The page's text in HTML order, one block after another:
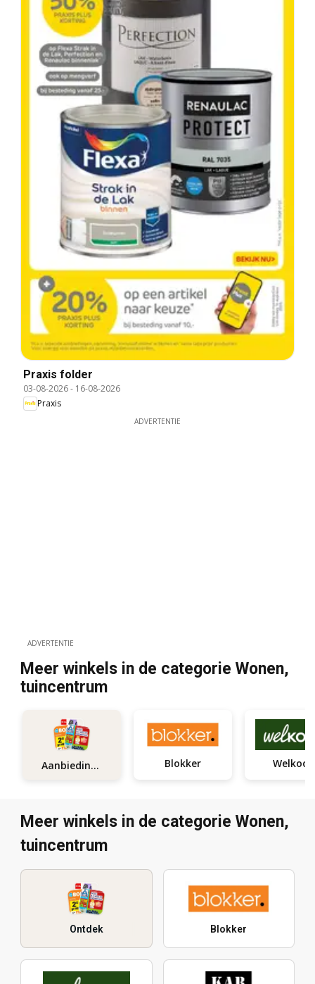
Praxis folder
03-08-2026- 16-08-2026
Praxis
ADVERTENTIE
ADVERTENTIE
Meer winkels in de categorie Wonen,
tuincentrum
Aanbiedingen Blokker Welkoop
Meer winkels in de categorie Wonen,
tuincentrum
Ontdek Blokker